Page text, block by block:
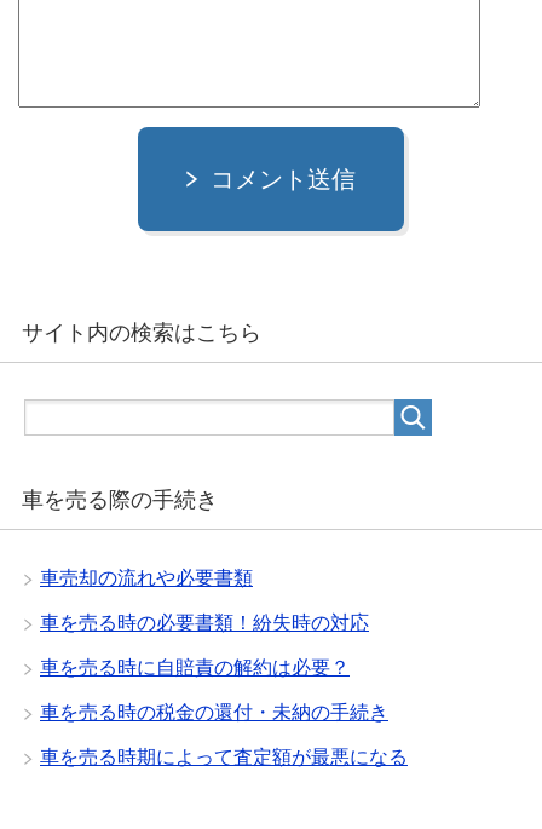
コメント送信
サイト内の検索はこちら
車を売る際の手続き
車売却の流れや必要書類
車を売る時の必要書類！紛失時の対応
車を売る時に自賠責の解約は必要？
車を売る時の税金の還付・未納の手続き
車を売る時期によって査定額が最悪になる